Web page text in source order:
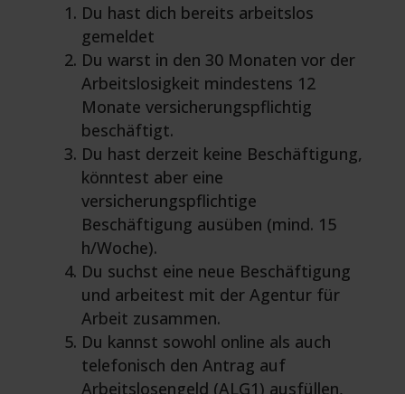
Du hast dich bereits arbeitslos
gemeldet
Du warst in den 30 Monaten vor der
Arbeitslosigkeit mindestens 12
Monate versicherungspflichtig
beschäftigt.
Du hast derzeit keine Beschäftigung,
könntest aber eine
versicherungspflichtige
Beschäftigung ausüben (mind. 15
h/Woche).
Du suchst eine neue Beschäftigung
und arbeitest mit der Agentur für
Arbeit zusammen.
Du kannst sowohl online als auch
telefonisch den Antrag auf
Arbeitslosengeld (ALG1) ausfüllen,